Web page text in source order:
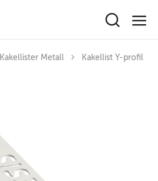
Kakellister Metall Kakellist Y-profil